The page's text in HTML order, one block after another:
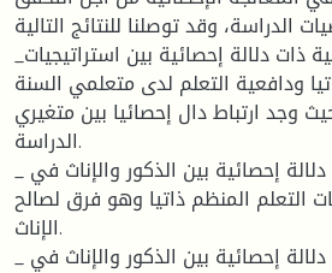
الدراسة، وقد توصلنا للنتائج التالية:
_وجود علاقة ارتباطية ذات دلالة إحصائية بين استراتيجيات
ودافعية التعلم لدى متعلمي السنة
وجد ارتباط دال إحصائيا بين متغيري
الدراسة.
_ وجود فروق ذات دلالة إحصائية بين الذكور والإناث في
التعلم المنظم ذاتيا وهو فرق لصالح
الإناث.
_ عدم وجود فروق ذات دلالة إحصائية بين الذكور والإناث في